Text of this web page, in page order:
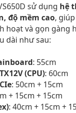
sử dụng hệ
độ mềm cao,
hoạt và gọn gàng
dài như sau:
: 55cm
(CPU): 60cm
: 50cm + 15cm
+ 15cm + 15cm
: 40cm + 15cm +